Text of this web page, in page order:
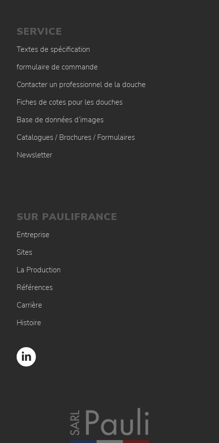
SERVICE
Textes de spécification
formulaire de commande
Contacter un professionnel de la douche
Fiches de cotes pour les douches
Base de données d’images
Catalogues / Brochures / Formulaires
Newsletter
SUR PAULIFRANCE
Entreprise
Sites
La Production
Références
Carrière
Histoire